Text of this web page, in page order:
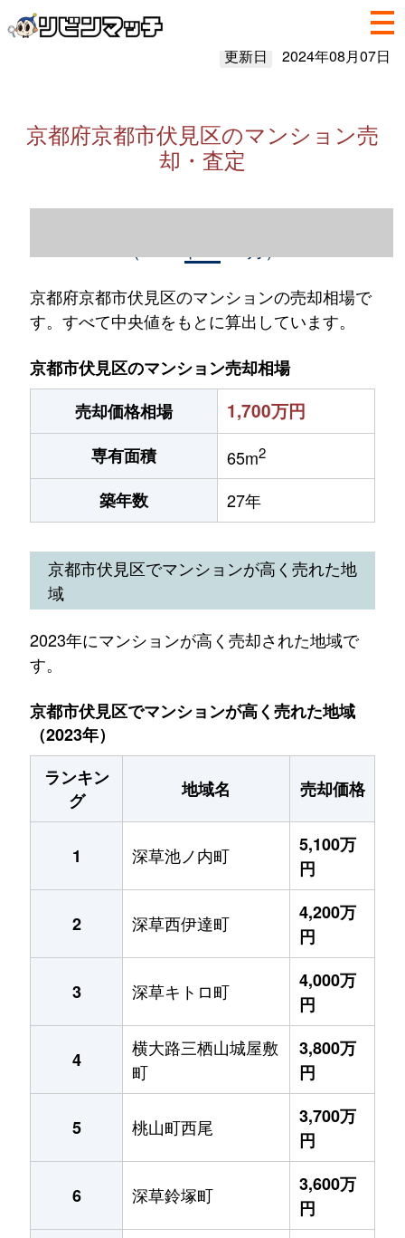
更新日 2024年08月07日
京都府京都市伏見区のマンション売
却・査定
京都府京都市伏見区のマンションの売却相場で
す。すべて中央値をもとに算出しています。
京都市伏見区のマンション売却相場
売却価格相場
1,700万円
専有面積 65m2
築年数 27年
京都市伏見区でマンションが高く売れた地
域
2023年にマンションが高く売却された地域で
す。
京都市伏見区でマンションが高く売れた地域
（2023年）
ランキン
グ
地域名 売却価格
1 深草池ノ内町
5,100万
円
2 深草西伊達町
4,200万
円
3 深草キトロ町
4,000万
円
4
横大路三栖山城屋敷
町
3,800万
円
5 桃山町西尾
3,700万
円
6 深草鈴塚町
3,600万
円